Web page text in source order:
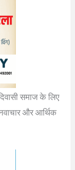
समाज के लिए
और आर्थिक